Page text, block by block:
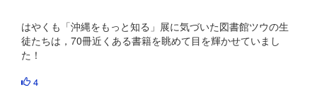
はやくも「沖縄をもっと知る」展に気づいた図書館ツウの生
徒たちは，70冊近くある書籍を眺めて目を輝かせていまし
た！
4